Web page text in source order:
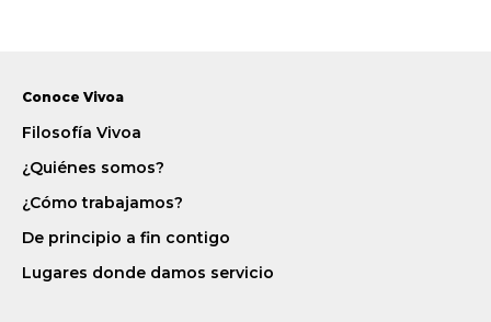
Conoce Vivoa
Filosofía Vivoa
¿Quiénes somos?
¿Cómo trabajamos?
De principio a fin contigo
Lugares donde damos servicio